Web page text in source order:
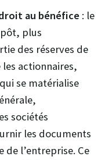
au bénéfice : le
plus
des réserves de
actionnaires,
se matérialise
sociétés
les documents
l’entreprise. Ce